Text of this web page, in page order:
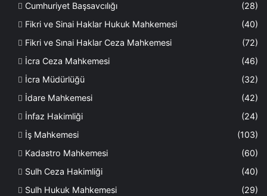
Cumhuriyet Başsavcılığı
(28)
Fikri ve Sinai Haklar Hukuk Mahkemesi
(40)
Fikri ve Sınai Haklar Ceza Mahkemesi
(72)
İcra Ceza Mahkemesi
(46)
İcra Müdürlüğü
(32)
İdare Mahkemesi
(42)
İnfaz Hakimliği
(24)
İş Mahkemesi
(103)
Kadastro Mahkemesi
(60)
Sulh Ceza Hakimliği
(40)
Sulh Hukuk Mahkemesi
(29)